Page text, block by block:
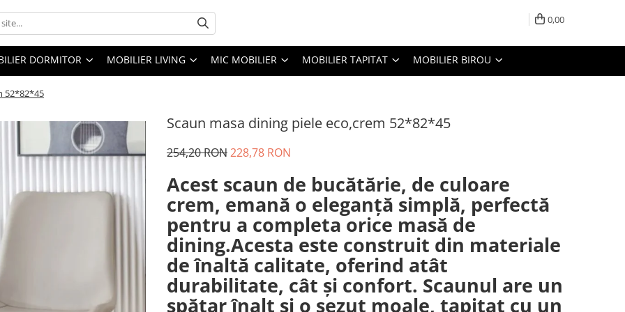
0,00
DORMITOR MOBILIER LIVING MIC MOBILIER MOBILIER TAPITAT MOBILIER BIROU
52*82*45
Scaun masa dining piele eco,crem 52*82*45
254,20 RON228,78 RON
Acest scaun de bucătărie, de culoare
crem, emană o eleganță simplă, perfectă
pentru a completa orice masă de
dining.Acesta este construit din materiale
de înaltă calitate, oferind atât
durabilitate, cât și confort. Scaunul are un
spătar înalt și o șezut moale, tapitat cu un